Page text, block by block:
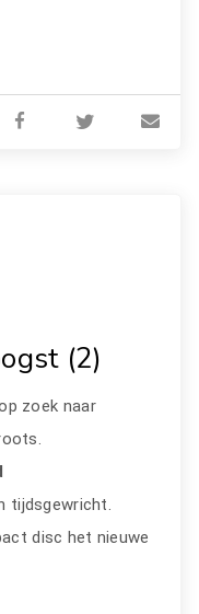
(2)
zoek naar
tijdsgewricht.
disc het nieuwe